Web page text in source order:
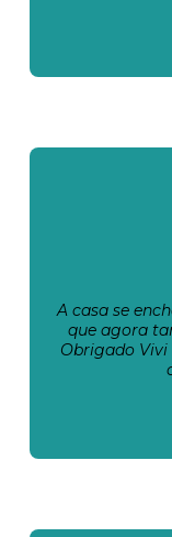
A casa se
que agora
Obrigado Vivi